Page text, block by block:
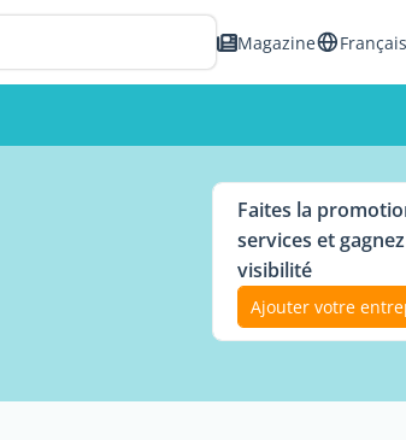
Magazine Français
Faites la
services et
visibilité
Ajouter votre